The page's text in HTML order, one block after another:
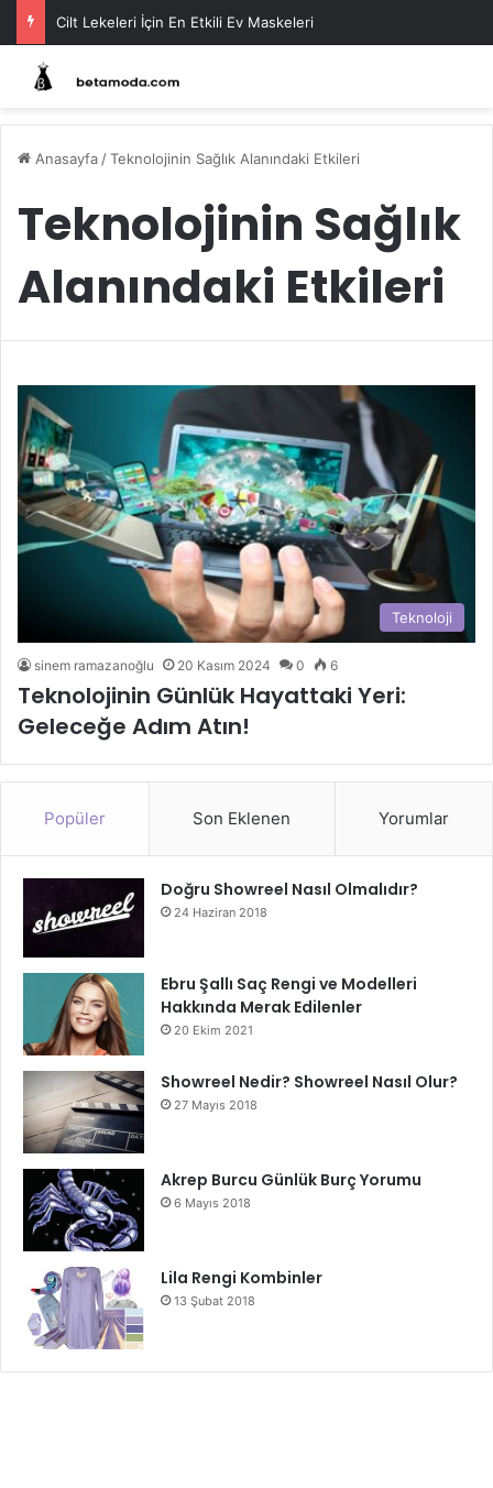
Cilt Lekeleri İçin En Etkili Ev Maskeleri
Anasayfa /Teknolojinin Sağlık Alanındaki Etkileri
Teknolojinin Sağlık
Alanındaki Etkileri
Teknoloji
sinem ramazanoğlu 20 Kasım 2024 0 6
Teknolojinin Günlük Hayattaki Yeri:
Geleceğe Adım Atın!
Popüler Son Eklenen Yorumlar
Doğru Showreel Nasıl Olmalıdır?
24 Haziran 2018
Ebru Şallı Saç Rengi ve Modelleri
Hakkında Merak Edilenler
20 Ekim 2021
Showreel Nedir? Showreel Nasıl Olur?
27 Mayıs 2018
Akrep Burcu Günlük Burç Yorumu
6 Mayıs 2018
Lila Rengi Kombinler
13 Şubat 2018